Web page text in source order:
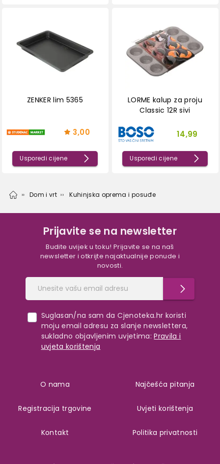
ZENKER lim 5365
3,00
Usporedi cijene
LORME kalup za proju
Classic 12R sivi
14,99
Usporedi cijene
Dom i vrt Kuhinjska oprema i posuđe
Prijavite se na newsletter
Budite uvijek u toku! Prijavite se na naš
newsletter i otkrijte najaktualnije ponude i
novosti.
Suglasan/na sam da Cjenoteka.hr koristi
moju email adresu za slanje newslettera,
sukladno objavljenim uvjetima: Pravila i
uvjeta korištenja
O nama
Registracija trgovine
Kontakt
Najčešća pitanja
Uvjeti korištenja
Politika privatnosti